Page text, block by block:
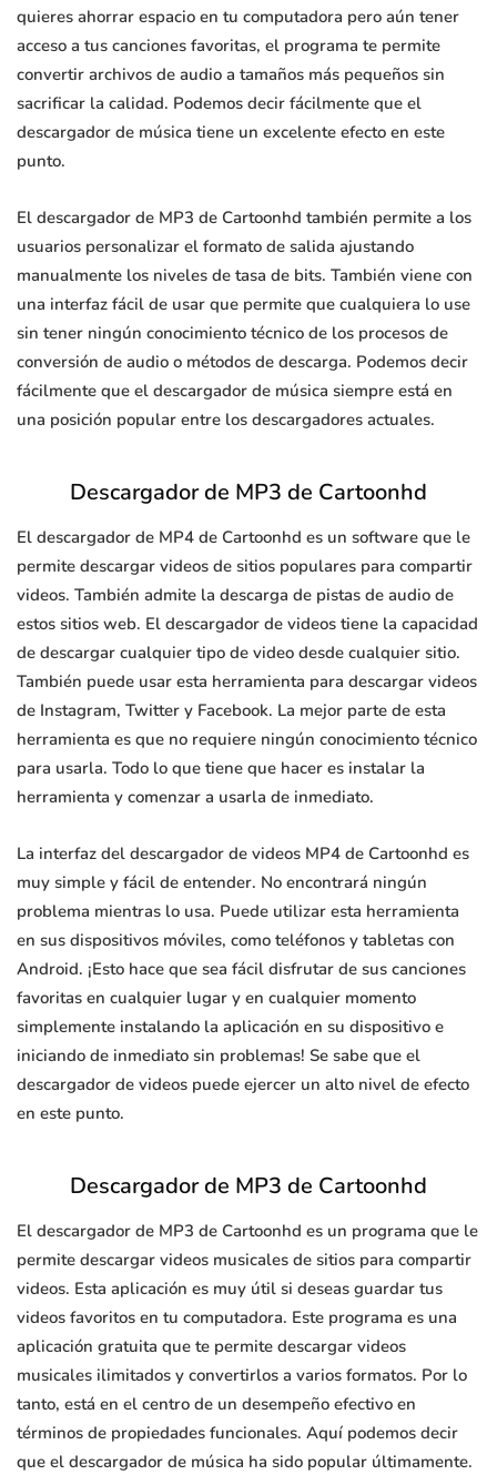
quieres ahorrar espacio en tu computadora pero aún tener
acceso a tus canciones favoritas, el programa te permite
convertir archivos de audio a tamaños más pequeños sin
sacrificar la calidad. Podemos decir fácilmente que el
descargador de música tiene un excelente efecto en este
punto.
El descargador de MP3 de Cartoonhd también permite a los
usuarios personalizar el formato de salida ajustando
manualmente los niveles de tasa de bits. También viene con
una interfaz fácil de usar que permite que cualquiera lo use
sin tener ningún conocimiento técnico de los procesos de
conversión de audio o métodos de descarga. Podemos decir
fácilmente que el descargador de música siempre está en
una posición popular entre los descargadores actuales.
Descargador de MP3 de Cartoonhd
El descargador de MP4 de Cartoonhd es un software que le
permite descargar videos de sitios populares para compartir
videos. También admite la descarga de pistas de audio de
estos sitios web. El descargador de videos tiene la capacidad
de descargar cualquier tipo de video desde cualquier sitio.
También puede usar esta herramienta para descargar videos
de Instagram, Twitter y Facebook. La mejor parte de esta
herramienta es que no requiere ningún conocimiento técnico
para usarla. Todo lo que tiene que hacer es instalar la
herramienta y comenzar a usarla de inmediato.
La interfaz del descargador de videos MP4 de Cartoonhd es
muy simple y fácil de entender. No encontrará ningún
problema mientras lo usa. Puede utilizar esta herramienta
en sus dispositivos móviles, como teléfonos y tabletas con
Android. ¡Esto hace que sea fácil disfrutar de sus canciones
favoritas en cualquier lugar y en cualquier momento
simplemente instalando la aplicación en su dispositivo e
iniciando de inmediato sin problemas! Se sabe que el
descargador de videos puede ejercer un alto nivel de efecto
en este punto.
Descargador de MP3 de Cartoonhd
El descargador de MP3 de Cartoonhd es un programa que le
permite descargar videos musicales de sitios para compartir
videos. Esta aplicación es muy útil si deseas guardar tus
videos favoritos en tu computadora. Este programa es una
aplicación gratuita que te permite descargar videos
musicales ilimitados y convertirlos a varios formatos. Por lo
tanto, está en el centro de un desempeño efectivo en
términos de propiedades funcionales. Aquí podemos decir
que el descargador de música ha sido popular últimamente.